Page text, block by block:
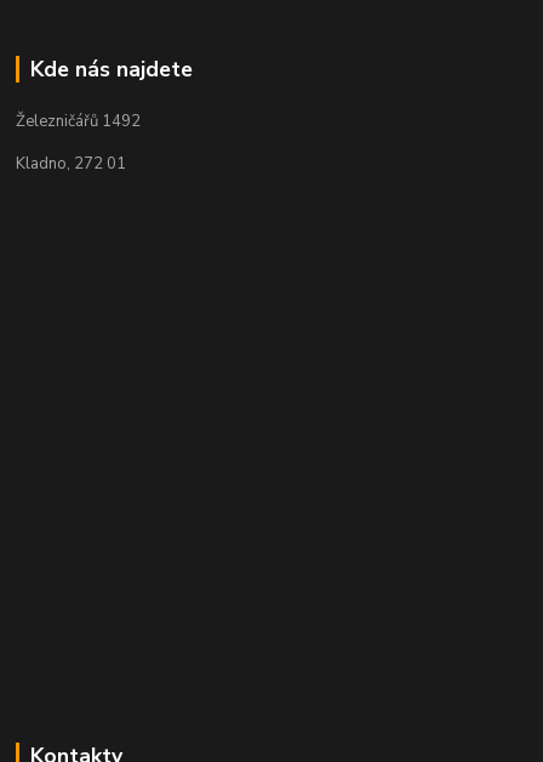
Kde nás najdete
Železničářů 1492
Kladno, 272 01
Kontakty